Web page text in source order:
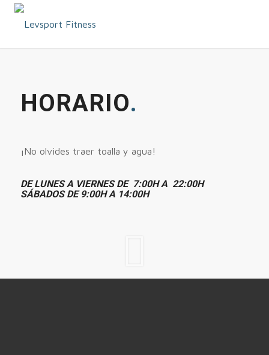
HORARIO.
¡No olvides traer toalla y agua!
DE LUNES A VIERNES DE 7:00H A 22:00H
SÁBADOS DE 9:00H A 14:00H